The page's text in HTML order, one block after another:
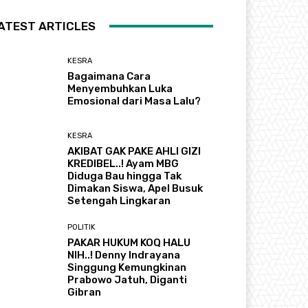
ARTICLES
KESRA
Bagaimana Cara
Menyembuhkan Luka
Emosional dari Masa Lalu?
KESRA
AKIBAT GAK PAKE AHLI GIZI
KREDIBEL..! Ayam MBG
Diduga Bau hingga Tak
Dimakan Siswa, Apel Busuk
Setengah Lingkaran
POLITIK
PAKAR HUKUM KOQ HALU
NIH..! Denny Indrayana
Singgung Kemungkinan
Prabowo Jatuh, Diganti
Gibran